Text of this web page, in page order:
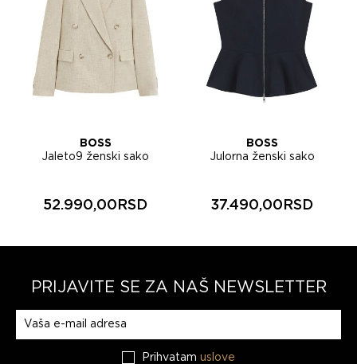
BOSS
Jaleto9 ženski sako
52.990,00RSD
BOSS
Julorna ženski sako
37.490,00RSD
PRIJAVITE SE ZA NAŠ NEWSLETTER
Prihvatam uslove